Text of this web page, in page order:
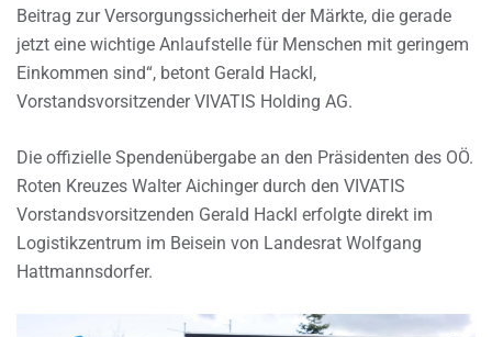
Beitrag zur Versorgungssicherheit der Märkte, die gerade
jetzt eine wichtige Anlaufstelle für Menschen mit geringem
Einkommen sind“, betont Gerald Hackl,
Vorstandsvorsitzender VIVATIS Holding AG.
Die offizielle Spendenübergabe an den Präsidenten des OÖ.
Roten Kreuzes Walter Aichinger durch den VIVATIS
Vorstandsvorsitzenden Gerald Hackl erfolgte direkt im
Logistikzentrum im Beisein von Landesrat Wolfgang
Hattmannsdorfer.